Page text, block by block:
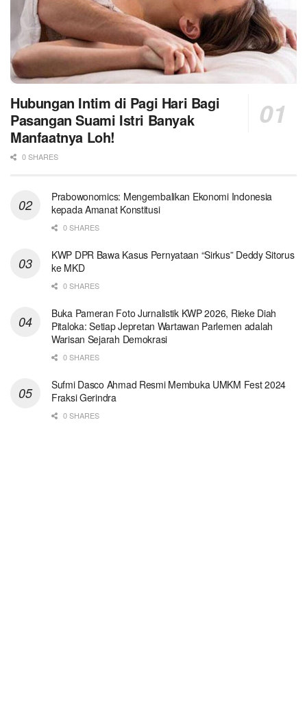
Hubungan Intim di Pagi Hari Bagi
Pasangan Suami Istri Banyak
Manfaatnya Loh!
0 SHARES
Prabowonomics: Mengembalikan Ekonomi Indonesia
kepada Amanat Konstitusi
0 SHARES
KWP DPR Bawa Kasus Pernyataan “Sirkus” Deddy Sitorus
ke MKD
0 SHARES
Buka Pameran Foto Jurnalistik KWP 2026, Rieke Diah
Pitaloka: Setiap Jepretan Wartawan Parlemen adalah
Warisan Sejarah Demokrasi
0 SHARES
Sufmi Dasco Ahmad Resmi Membuka UMKM Fest 2024
Fraksi Gerindra
0 SHARES